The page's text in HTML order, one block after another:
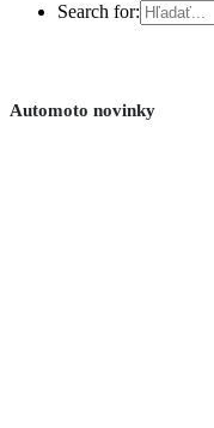
Search for:
Automoto novinky